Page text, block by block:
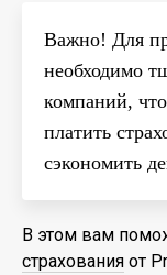
Важно! Для
необходимо
компаний,
платить
сэкономить
В этом вам
страхования от